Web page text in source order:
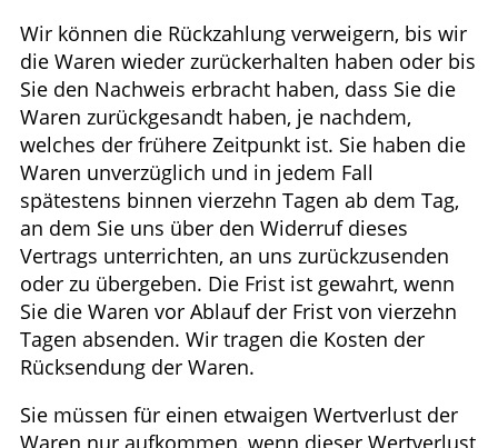
Wir können die Rückzahlung verweigern, bis wir
die Waren wieder zurückerhalten haben oder bis
Sie den Nachweis erbracht haben, dass Sie die
Waren zurückgesandt haben, je nachdem,
welches der frühere Zeitpunkt ist. Sie haben die
Waren unverzüglich und in jedem Fall
spätestens binnen vierzehn Tagen ab dem Tag,
an dem Sie uns über den Widerruf dieses
Vertrags unterrichten, an uns zurückzusenden
oder zu übergeben. Die Frist ist gewahrt, wenn
Sie die Waren vor Ablauf der Frist von vierzehn
Tagen absenden. Wir tragen die Kosten der
Rücksendung der Waren.
Sie müssen für einen etwaigen Wertverlust der
Waren nur aufkommen, wenn dieser Wertverlust